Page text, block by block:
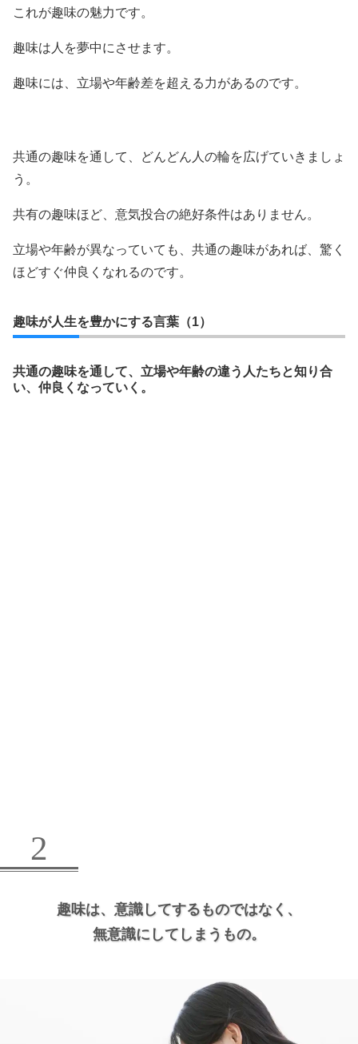
これが趣味の魅力です。
趣味は人を夢中にさせます。
趣味には、立場や年齢差を超える力があるのです。
共通の趣味を通して、どんどん人の輪を広げていきましょ
う。
共有の趣味ほど、意気投合の絶好条件はありません。
立場や年齢が異なっていても、共通の趣味があれば、驚く
ほどすぐ仲良くなれるのです。
趣味が人生を豊かにする言葉（1）
共通の趣味を通して、立場や年齢の違う人たちと知り合
い、仲良くなっていく。
2
趣味は、 意識してするものではなく、
無意識にしてしまうもの。